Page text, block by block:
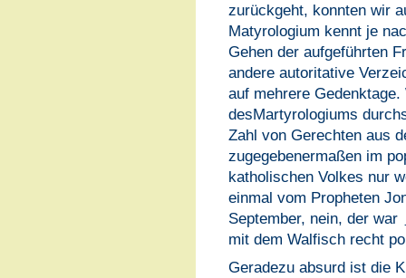
zurückgeht, konnten wir
Matyrologium kennt je
Gehen der aufgeführten
andere autoritative
auf mehrere
desMartyrologiums
Zahl von Gerechten aus
zugegebenermaßen im
katholischen Volkes nur
einmal vom Propheten
September, nein, der war
mit dem Walfisch recht
Geradezu absurd ist die